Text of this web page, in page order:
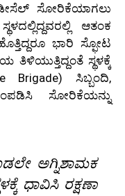
ಸೋರಿಕೆಯಾಗಲು
ಆತಂಕ
ಭಾರಿ ಸ್ಫೋಟ
ಸ್ಥಳಕ್ಕೆ
ಸಿಬ್ಬಂದಿ,
ಸೋರಿಕೆಯನ್ನು
ಅಗ್ನಿಶಾಮಕ
ಧಾವಿಸಿ ರಕ್ಷಣಾ